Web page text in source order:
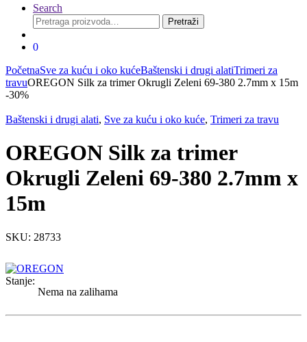
Search
Pretraga
za:
Pretraži
0
PočetnaSve za kuću i oko kućeBaštenski i drugi alatiTrimeri za
travuOREGON Silk za trimer Okrugli Zeleni 69-380 2.7mm x 15m
-30%
Baštenski i drugi alati, Sve za kuću i oko kuće, Trimeri za travu
OREGON Silk za trimer
Okrugli Zeleni 69-380 2.7mm x
15m
SKU: 28733
Stanje:
Nema na zalihama